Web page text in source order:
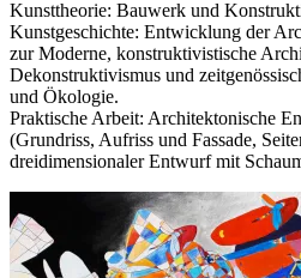
Kunsttheorie: Bauwerk und
Kunstgeschichte: Entwicklung der
zur Moderne, konstruktivistische
Dekonstruktivismus und
und Ökologie.
Praktische Arbeit: Architektonische
(Grundriss, Aufriss und Fassade,
dreidimensionaler Entwurf mit